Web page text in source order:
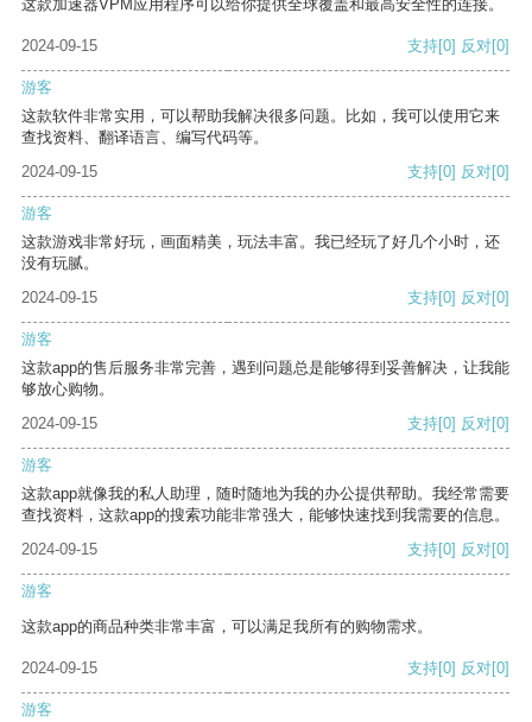
这款加速器VPM应用程序可以给你提供全球覆盖和最高安全性的连接。
2024-09-15 支持[0] 反对[0]
游客
这款软件非常实用，可以帮助我解决很多问题。比如，我可以使用它来
查找资料、翻译语言、编写代码等。
2024-09-15
支持[0] 反对[0]
游客
这款游戏非常好玩，画面精美，玩法丰富。我已经玩了好几个小时，还
没有玩腻。
2024-09-15
支持[0] 反对[0]
游客
这款app的售后服务非常完善，遇到问题总是能够得到妥善解决，让我能
够放心购物。
2024-09-15
支持[0] 反对[0]
游客
这款app就像我的私人助理，随时随地为我的办公提供帮助。我经常需要
查找资料，这款app的搜索功能非常强大，能够快速找到我需要的信息。
2024-09-15
支持[0] 反对[0]
游客
这款app的商品种类非常丰富，可以满足我所有的购物需求。
2024-09-15 支持[0] 反对[0]
游客